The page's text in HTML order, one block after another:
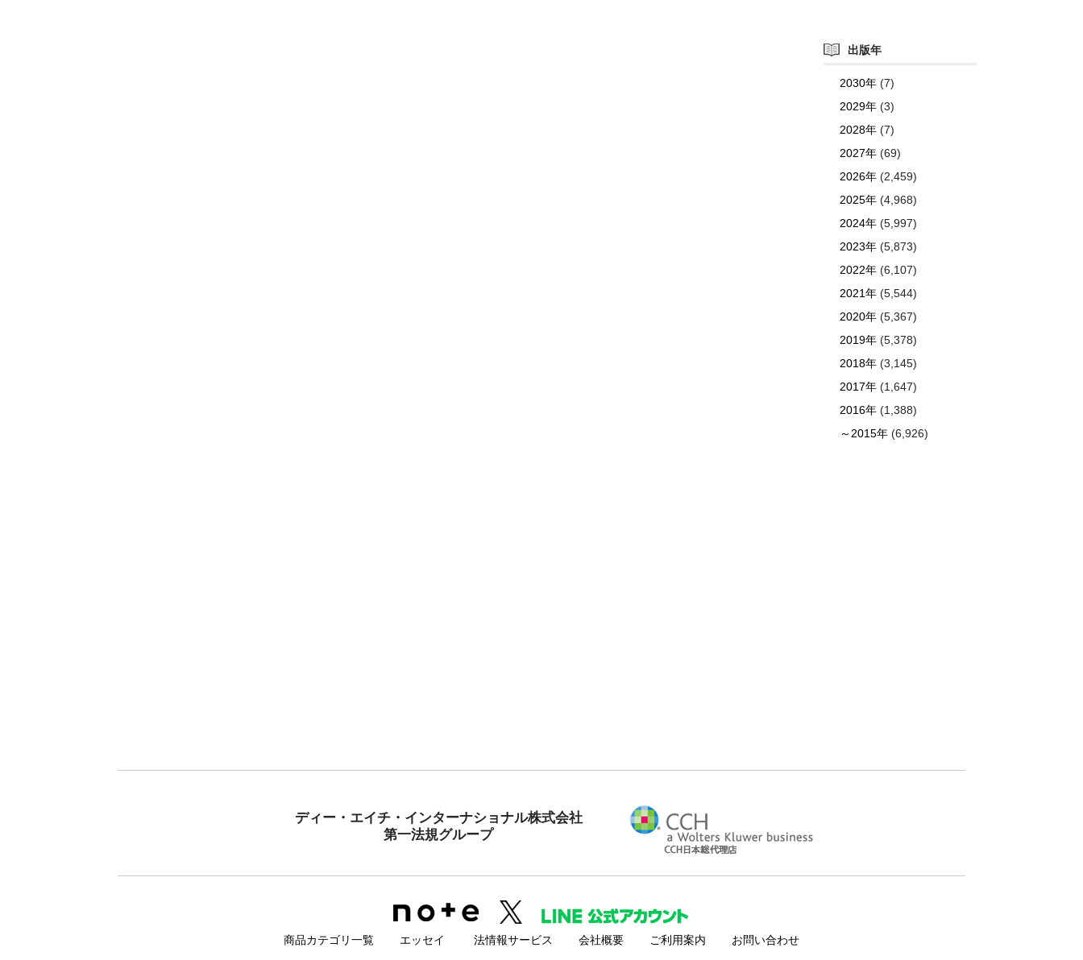
出版年
2030年 (7)
2029年 (3)
2028年 (7)
2027年 (69)
2026年 (2,459)
2025年 (4,968)
2024年 (5,997)
2023年 (5,873)
2022年 (6,107)
2021年 (5,544)
2020年 (5,367)
2019年 (5,378)
2018年 (3,145)
2017年 (1,647)
2016年 (1,388)
～2015年 (6,926)
ディー・エイチ・インターナショナル株式会社
第一法規グループ
商品カテゴリ一覧 エッセイ 法情報サービス 会社概要 ご利用案内 お問い合わせ